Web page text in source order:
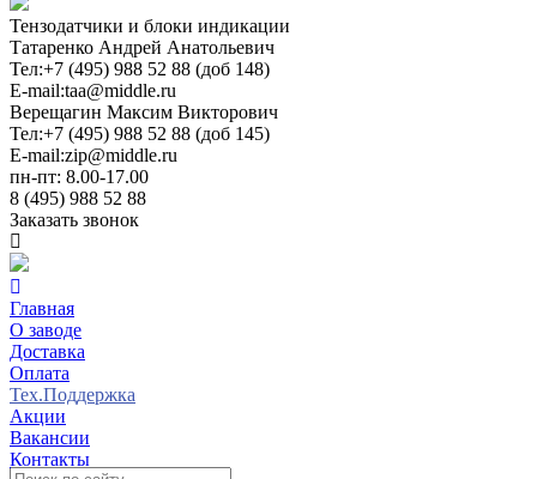
Тензодатчики и блоки индикации
Татаренко Андрей Анатольевич
Тел:+7 (495) 988 52 88 (доб 148)
E-mail:taa@middle.ru
Верещагин Максим Викторович
Тел:+7 (495) 988 52 88 (доб 145)
E-mail:zip@middle.ru
пн-пт: 8.00-17.00
8 (495) 988 52 88
Заказать звонок
Главная
О заводе
Доставка
Оплата
Тех.Поддержка
Акции
Вакансии
Контакты